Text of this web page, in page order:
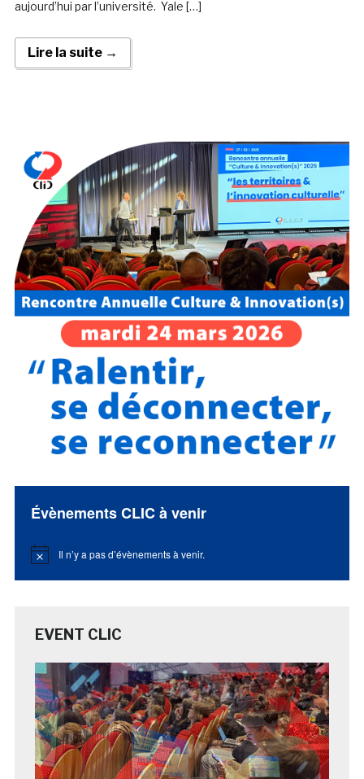
aujourd’hui par l’université. Yale […]
Lire la suite →
Évènements CLIC à venir
Notice Il n’y a pas d’évènements à venir.
EVENT CLIC